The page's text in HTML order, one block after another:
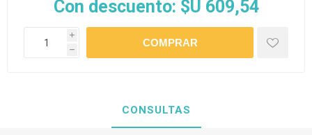
Con descuento: $U 609,54
i
h
CONSULTAS